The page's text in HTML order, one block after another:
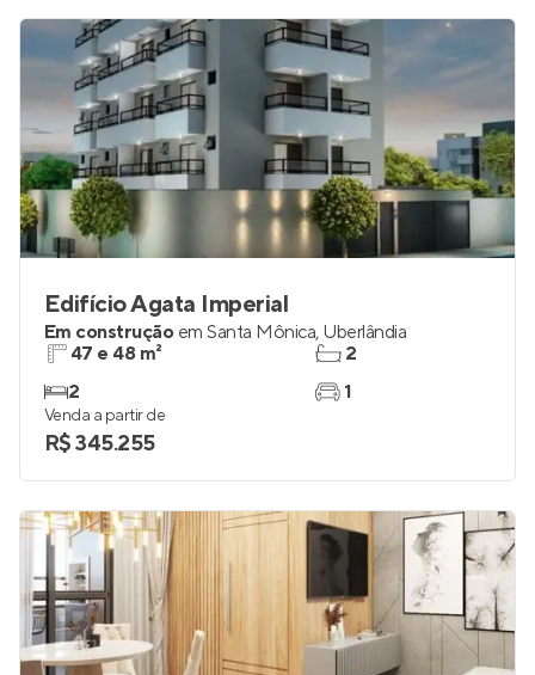
Edifício Agata Imperial
Em construção em Santa Mônica, Uberlândia
47 e 48 m²
2
2
1
Venda a partir de
R$ 345.255